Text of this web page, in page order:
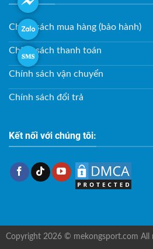
Chính sách mua hàng (bảo hành)
Chính sách thanh toán
Chính sách vận chuyển
Chính sách đổi trả
Kết nối với chúng tôi:
Copyright 2026 © mekongsport.com All